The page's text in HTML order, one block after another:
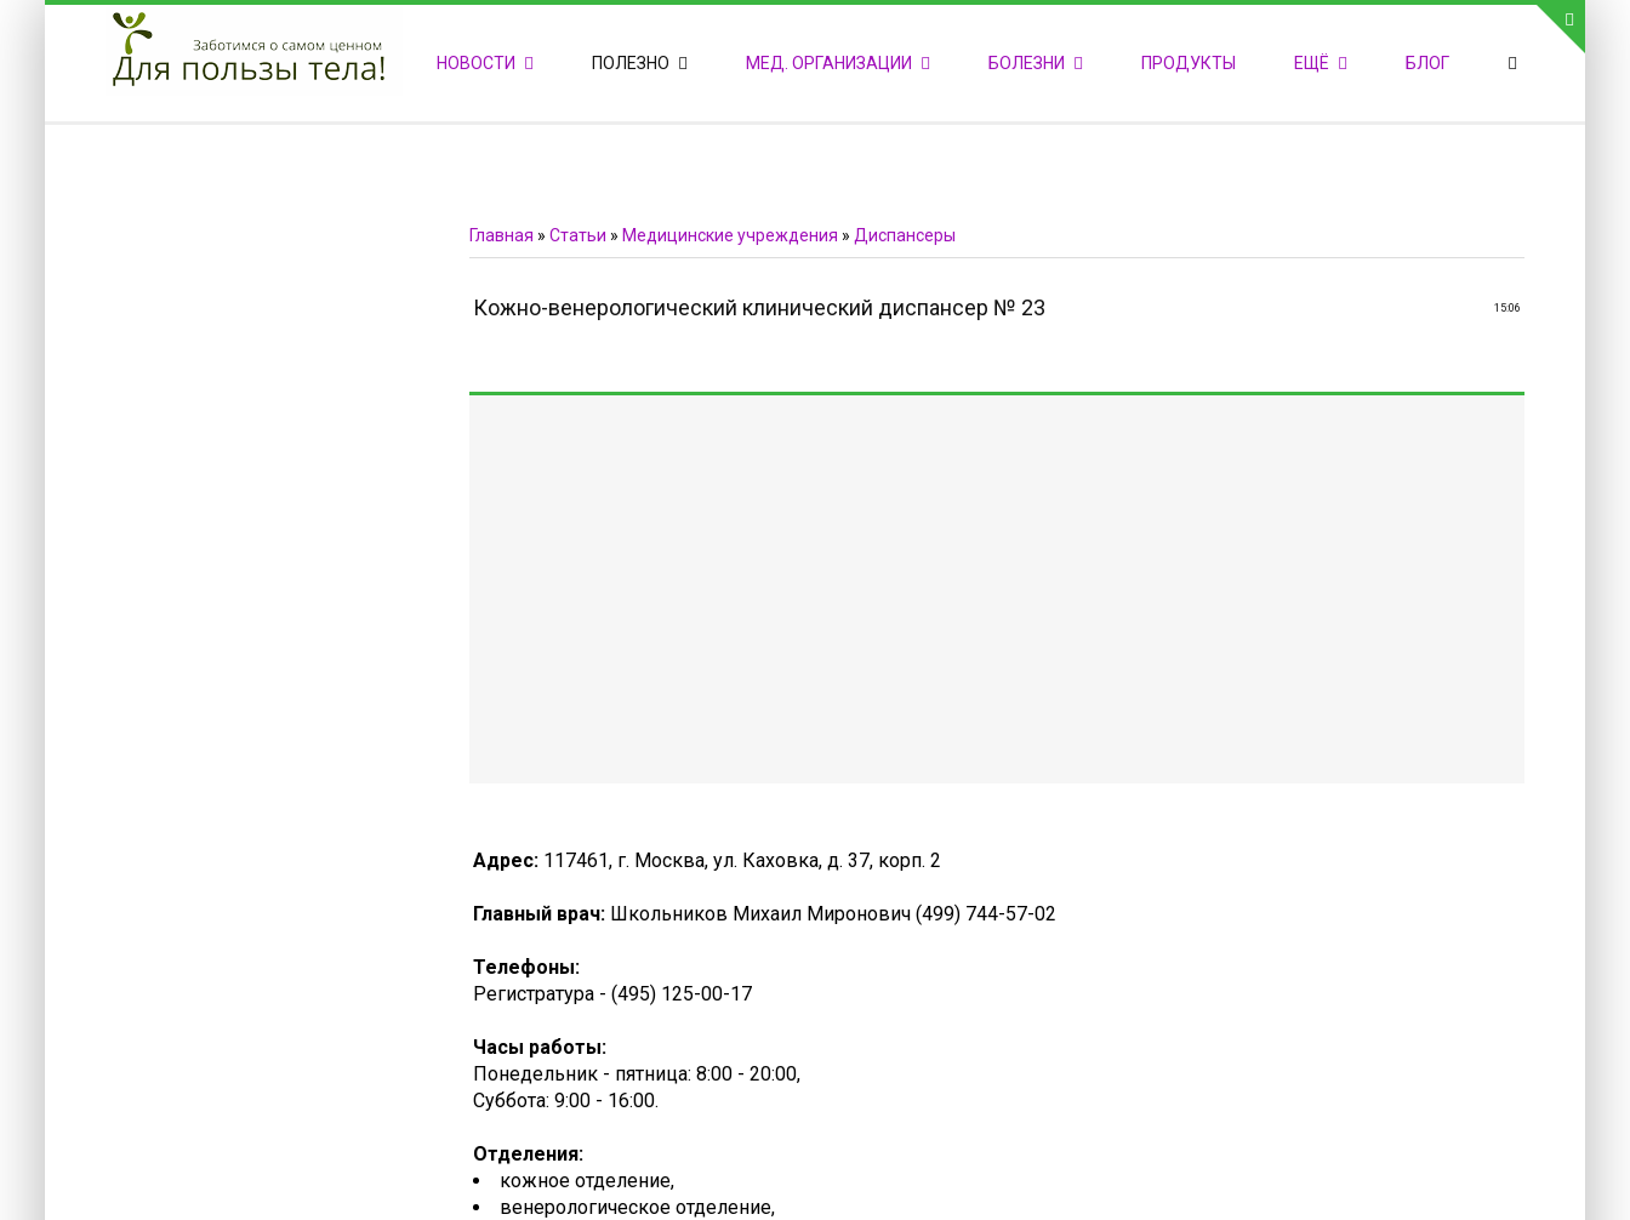
ПРИВЕТСТВУЕМ НА НАШЕМ САЙТЕ
Блок скоро обновится
ПОПУЛЯРНЫЕ НОВОСТИ СВЯЗЬ С АДМИНИСТРАЦИЕЙ САЙТА
Телефон:
НОВОСТИ ПОЛЕЗНО МЕД. ОРГАНИЗАЦИИ БОЛЕЗНИ ПРОДУКТЫ ЕЩЁ БЛОГ
Главная » Статьи » Медицинские учреждения » Диспансеры
15:06
Кожно-венерологический клинический диспансер № 23
Адрес: 117461, г. Москва, ул. Каховка, д. 37, корп. 2
Главный врач: Школьников Михаил Миронович (499) 744-57-02
Телефоны:
Регистратура - (495) 125-00-17
Часы работы:
Понедельник - пятница: 8:00 - 20:00,
Суббота: 9:00 - 16:00.
Отделения:
кожное отделение,
венерологическое отделение,